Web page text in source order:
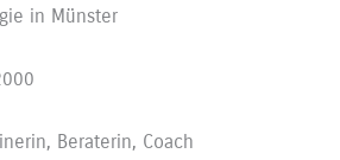
in Münster
Beraterin, Coach